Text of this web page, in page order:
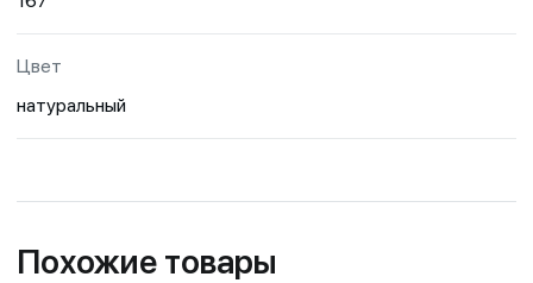
Цвет
натуральный
Похожие товары